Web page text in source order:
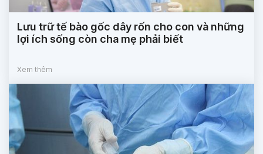
Lưu trữ tế bào gốc dây rốn cho con và những
lợi ích sống còn cha mẹ phải biết
Xem thêm